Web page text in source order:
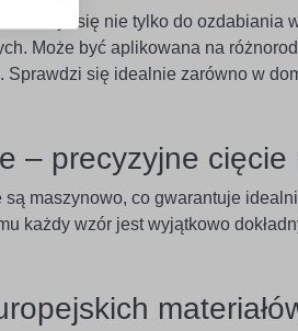
nadaje się nie tylko do
Może być aplikowana na
Sprawdzi się idealnie zarówno w
– precyzyjne cięcie
maszynowo, co gwarantuje
każdy wzór jest wyjątkowo